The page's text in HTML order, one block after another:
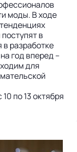
моды. В ходе
в
разработке
год вперед –
для
по 13 октября